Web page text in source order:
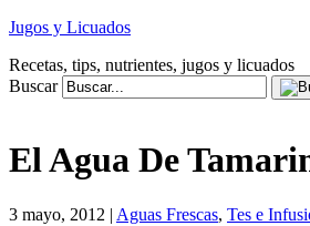
Jugos y Licuados
Recetas, tips, nutrientes, jugos y licuados
Buscar
El Agua De
3 mayo, 2012 | Aguas Frescas, Tes e